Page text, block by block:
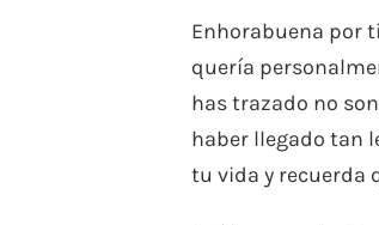
Enhorabuena por
quería
has trazado no
haber llegado tan
tu vida y recuerda